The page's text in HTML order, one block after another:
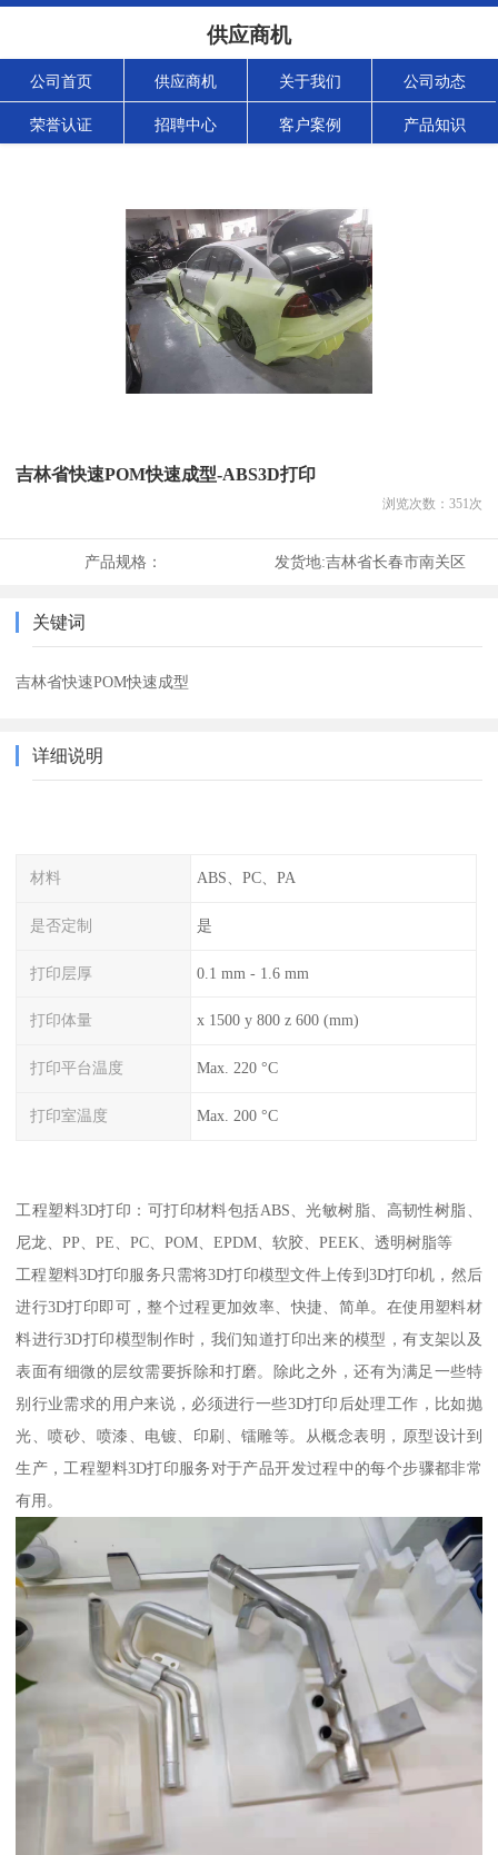
供应商机
公司首页 供应商机 关于我们 公司动态
荣誉认证 招聘中心 客户案例 产品知识
吉林省快速POM快速成型-ABS3D打印
浏览次数： 351次
产品规格： 发货地:吉林省长春市南关区
关键词
吉林省快速POM快速成型
详细说明
材料 ABS、PC、PA
是否定制 是
打印层厚 0.1 mm - 1.6 mm
打印体量 x 1500 y 800 z 600 (mm)
打印平台温度 Max. 220 °C
打印室温度 Max. 200 °C
工程塑料3D打印：可打印材料包括ABS、光敏树脂、高韧性树脂、
尼龙、PP、PE、PC、POM、EPDM、软胶、PEEK、透明树脂等
工程塑料3D打印服务只需将3D打印模型文件上传到3D打印机，然后
进行3D打印即可，整个过程更加效率、快捷、简单。在使用塑料材
料进行3D打印模型制作时，我们知道打印出来的模型，有支架以及
表面有细微的层纹需要拆除和打磨。除此之外，还有为满足一些特
别行业需求的用户来说，必须进行一些3D打印后处理工作，比如抛
光、喷砂、喷漆、电镀、印刷、镭雕等。从概念表明，原型设计到
生产，工程塑料3D打印服务对于产品开发过程中的每个步骤都非常
有用。